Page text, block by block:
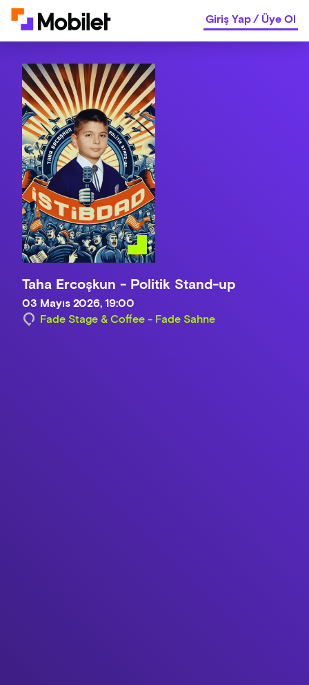
Giriş Yap/Üye Ol
Taha Ercoşkun - Politik Stand-up
03 Mayıs 2026, 19:00
Fade Stage & Coffee - Fade Sahne